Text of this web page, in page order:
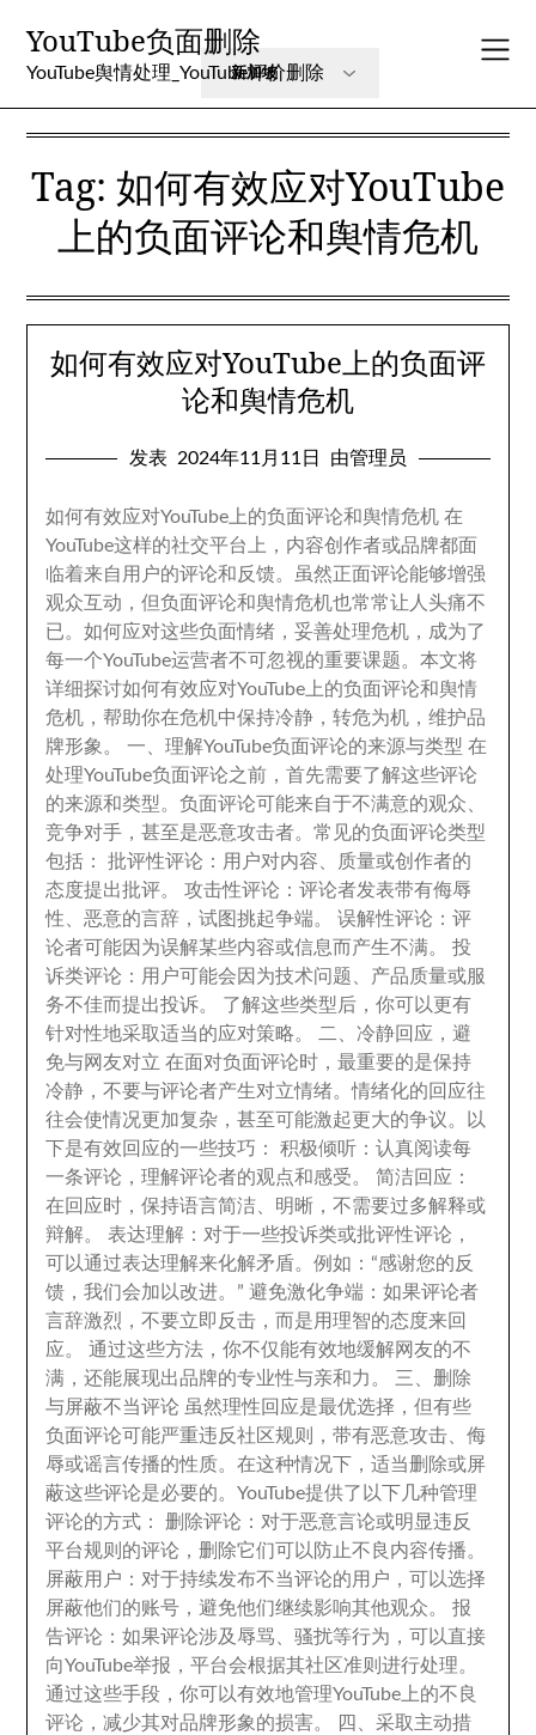
YouTube负面删除
YouTube舆情处理_YouTube评价删除
Tag: 如何有效应对YouTube
上的负面评论和舆情危机
如何有效应对YouTube上的负面评
论和舆情危机
发表 2024年11月11日 由管理员
如何有效应对YouTube上的负面评论和舆情危机 在
YouTube这样的社交平台上 ， 内容创作者或品牌都面
临着来自用户的评论和反馈。 虽然正面评论能够增强
观众互动 ，但负面评论和舆情危机也常常让人头痛不
已。如何应对这些负面情绪 ，妥善处理危机 ， 成为了
每一个YouTube运营者不可忽视的重要课题。本文将
详细探讨如何有效应对YouTube上的负面评论和舆情
危机 ，帮助你在危机中保持冷静 ，转危为机 ，维护品
牌形象。 一、理解YouTube负面评论的来源与类型 在
处理YouTube负面评论之前 ，首先需要了解这些评论
的来源和类型。负面评论可能来自于不满意的观众
竞争对手 ，甚至是恶意攻击者。常见的负面评论类型
包括 ：批评性评论 ： 用户对内容
质量或创作者的
态度提出批评。攻击性评论 ：评论者发表带有侮辱
性 、恶意的言辞 ，试图挑起争端。误解性评论 ：评
论者可能因为误解某些内容或信息而产生不满。投
诉类评论 ： 用户可能会因为技术问题
产品质量或服
务不佳而提出投诉。 了解这些类型后 ，你可以更有
针对性地采取适当的应对策略。 二、冷静回应，避
免与网友对立 在面对负面评论时 ，最重要的是保持
冷静，不要与评论者产生对立情绪。情绪化的回应往
往会使情况更加复杂 ，甚至可能激起更大的争议 。
以
下是有效回应的一些技巧 ：积极倾听 ：认真阅读每
一条评论 ，理解评论者的观点和感受。简洁回应 ：
在回应时 ，保持语言简洁 明晰 ，不需要过多解释或
辩解。表达理解 ： 对于一些投诉类或批评性评论 ，
可以通过表达理解来化解矛盾。例如： “感谢您的反
馈 ，我们会加以改进。 ” 避免激化争端 ：如果评论者
言辞激烈 ，不要立即反击 ， 而是用理智的态度来回
应 。 通过这些方法，你不仅能有效地缓解网友的不
满 ，还能展现出品牌的专业性与亲和力 。 三、删除
与屏蔽不当评论 虽然理性回应是最优选择 ，但有些
负面评论可能严重违反社区规则
，带有恶意攻击 、侮
辱或谣言传播的性质。在这种情况下，适当删除或屏
蔽这些评论是必要的。YouTube提供了以下几种管理
评论的方式 ： 删除评论： 对于恶意言论或明显违反
平台规则的评论 ，删除它们可以防止不良内容传播。
屏蔽用户： 对于持续发布不当评论的用户 ， 可以选择
屏蔽他们的账号 ，避免他们继续影响其他观众。报
告评论 ：如果评论涉及辱骂 、骚扰等行为 ， 可以直接
向YouTube举报 ，平台会根据其社区准则进行处理。
通过这些手段，你可以有效地管理YouTube上的不良
评论 ，减少其对品牌形象的损害。 四、采取主动措